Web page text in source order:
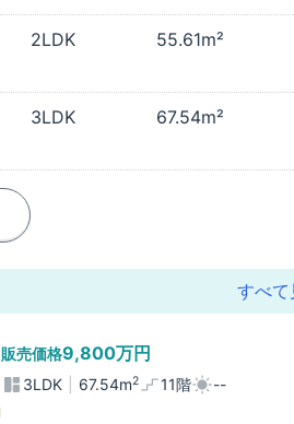
2LDK
55.61m²
3LDK
67.54m²
すべて
販売価格9,800万円
3LDK 67.54m2 11階 --